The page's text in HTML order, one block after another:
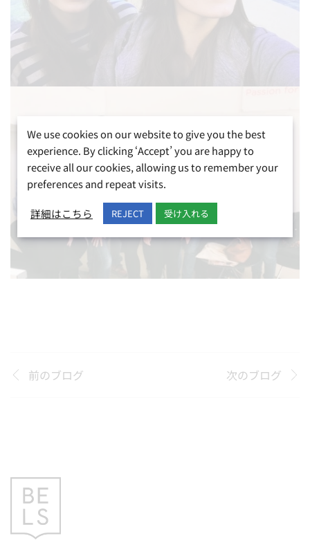
前のブログ 次のブログ
We use cookies on our website to give you the best
experience. By clicking ‘Accept’ you are happy to
receive all our cookies, allowing us to remember your
preferences and repeat visits.
詳細はこちら REJECT 受け入れる